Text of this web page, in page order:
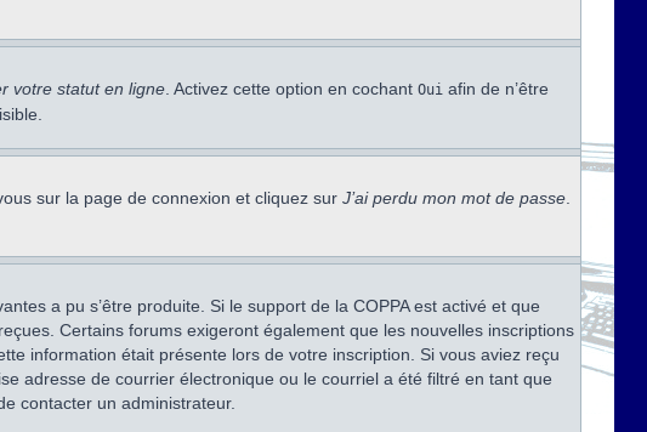
votre statut en ligne . Activez cette option en cochant Oui afin de n’être
sur la page de connexion et cliquez sur J’ai perdu mon mot de passe
a pu s’être produite. Si le support de la COPPA est activé et que
Certains forums exigeront également que les nouvelles inscriptions
information était présente lors de votre inscription. Si vous aviez reçu
adresse de courrier électronique ou le courriel a été filtré en tant que
contacter un administrateur.